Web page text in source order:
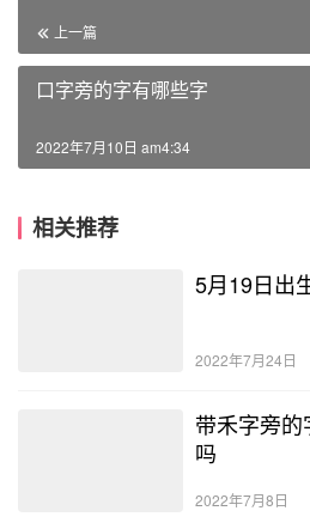
上一篇
口字旁的字有哪些字
2022年7月10日 am4:34
相关推荐
5月19日出
2022年7月24日
带禾字旁
吗
2022年7月8日